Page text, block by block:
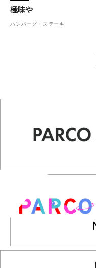
極味や
ハンバーグ・ステーキ